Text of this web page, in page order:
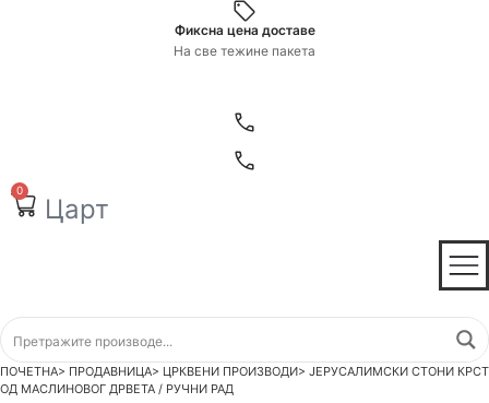
Фиксна цена доставе
На све тежине пакета
0
Царт
ПОЧЕТНА> ПРОДАВНИЦА> ЦРКВЕНИ ПРОИЗВОДИ> ЈЕРУСАЛИМСКИ СТОНИ КРСТ
ОД МАСЛИНОВОГ ДРВЕТА / РУЧНИ РАД